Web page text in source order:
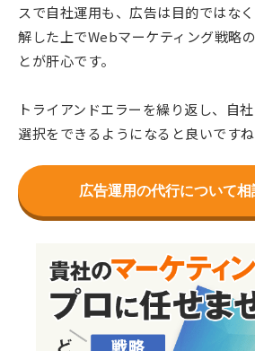
スで自社運用も、広告は目的ではな
解した上でWebマーケティング戦略
とが肝心です。
トライアンドエラーを繰り返し、自
選択をできるようになると良いですね
広告運用の代行について相